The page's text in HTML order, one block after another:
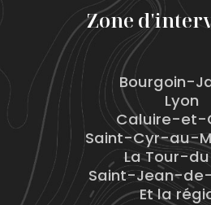
Zone
Bourgoin-
Lyon
Caluire-et-
Saint-Cyr-au-
La Tour-
Saint-Jean-
Et la